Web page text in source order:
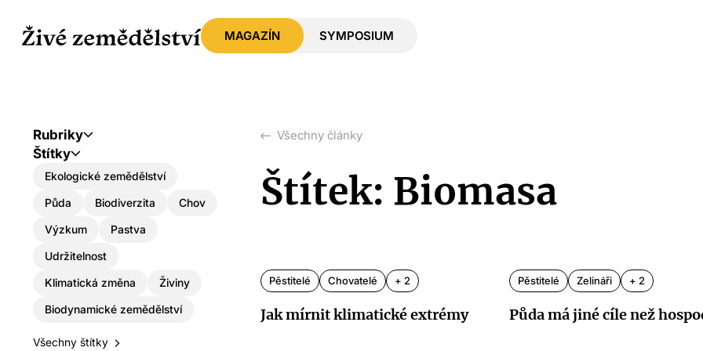
MAGAZÍN SYMPOSIUM
Rubriky
Štítky
Ekologické zemědělství
Půda Biodiverzita Chov
Výzkum Pastva
Udržitelnost
Klimatická změna Živiny
Biodynamické zemědělství
Všechny štítky
Všechny články
Štítek: Biomasa
Pěstitelé Chovatelé + 2
Jak mírnit klimatické extrémy
Pěstitelé Zelináři + 2
Půda má jiné cíle než